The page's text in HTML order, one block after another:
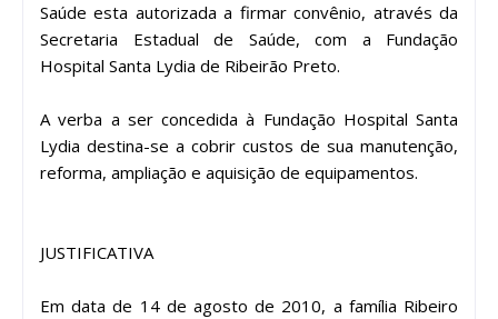
Saúde esta autorizada a firmar convênio, através da
Secretaria Estadual de Saúde, com a Fundação
Hospital Santa Lydia de Ribeirão Preto.
A verba a ser concedida à Fundação Hospital Santa
Lydia destina-se a cobrir custos de sua manutenção,
reforma, ampliação e aquisição de equipamentos.
JUSTIFICATIVA
Em data de 14 de agosto de 2010, a família Ribeiro